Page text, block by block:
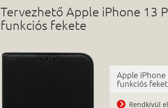
Tervezhető Apple iPhone 13
funkciós fekete
Apple
funkciós
Rendkívül